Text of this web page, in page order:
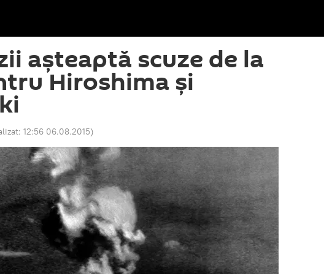
așteaptă scuze de la
Hiroshima și
12:56 06.08.2015)